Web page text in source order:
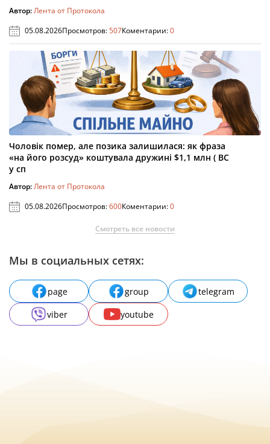
Автор:Лента от Протокола
05.08.2026Просмотров:507Коментарии:0
Чоловік помер, але позика залишилася: як фраза
«на його розсуд» коштувала дружині $1,1 млн ( ВС
у сп
Автор:Лента от Протокола
05.08.2026Просмотров:600Коментарии:0
Смотреть все новости
Мы в социальных сетях:
page group
telegram
viber
youtube